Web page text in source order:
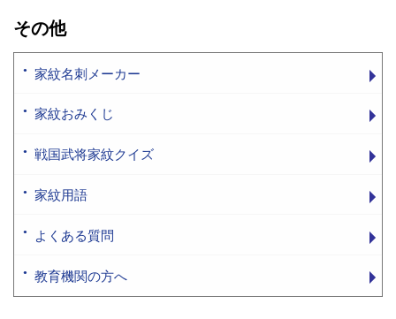
その他
家紋名刺メーカー
家紋おみくじ
戦国武将家紋クイズ
家紋用語
よくある質問
教育機関の方へ